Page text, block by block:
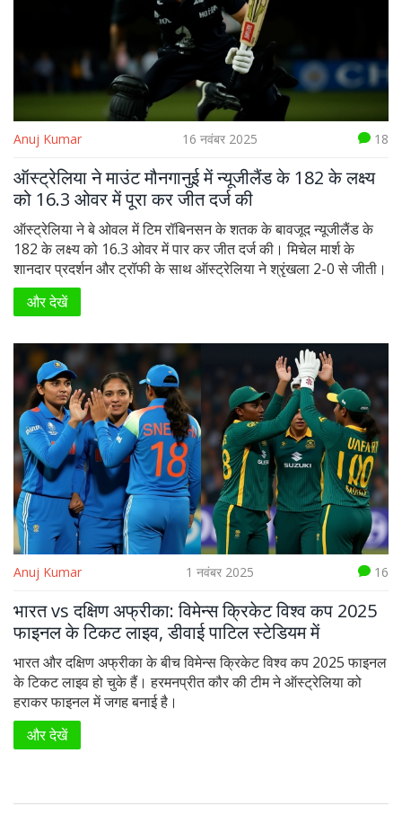
Anuj Kumar 16 नवंबर 2025 18
ऑस्ट्रेलिया ने माउंट मौनगानुई में न्यूजीलैंड के 182 के लक्ष्य
को 16.3 ओवर में पूरा कर जीत दर्ज की
ऑस्ट्रेलिया ने बे ओवल में टिम रॉबिनसन के शतक के बावजूद न्यूजीलैंड के
182 के लक्ष्य को 16.3 ओवर में पार कर जीत दर्ज की। मिचेल मार्श के
शानदार प्रदर्शन और ट्रॉफी के साथ ऑस्ट्रेलिया ने श्रृंखला 2-0 से जीती।
और देखें
Anuj Kumar 1 नवंबर 2025 16
भारत vs दक्षिण अफ्रीका: विमेन्स क्रिकेट विश्व कप 2025
फाइनल के टिकट लाइव, डीवाई पाटिल स्टेडियम में
भारत और दक्षिण अफ्रीका के बीच विमेन्स क्रिकेट विश्व कप 2025 फाइनल
के टिकट लाइव हो चुके हैं। हरमनप्रीत कौर की टीम ने ऑस्ट्रेलिया को
हराकर फाइनल में जगह बनाई है।
और देखें